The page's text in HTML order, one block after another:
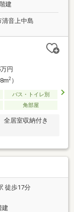
建
清音上中島
円
2）
バス・トイレ別
角部屋
全居室収納付き
徒歩17分
建